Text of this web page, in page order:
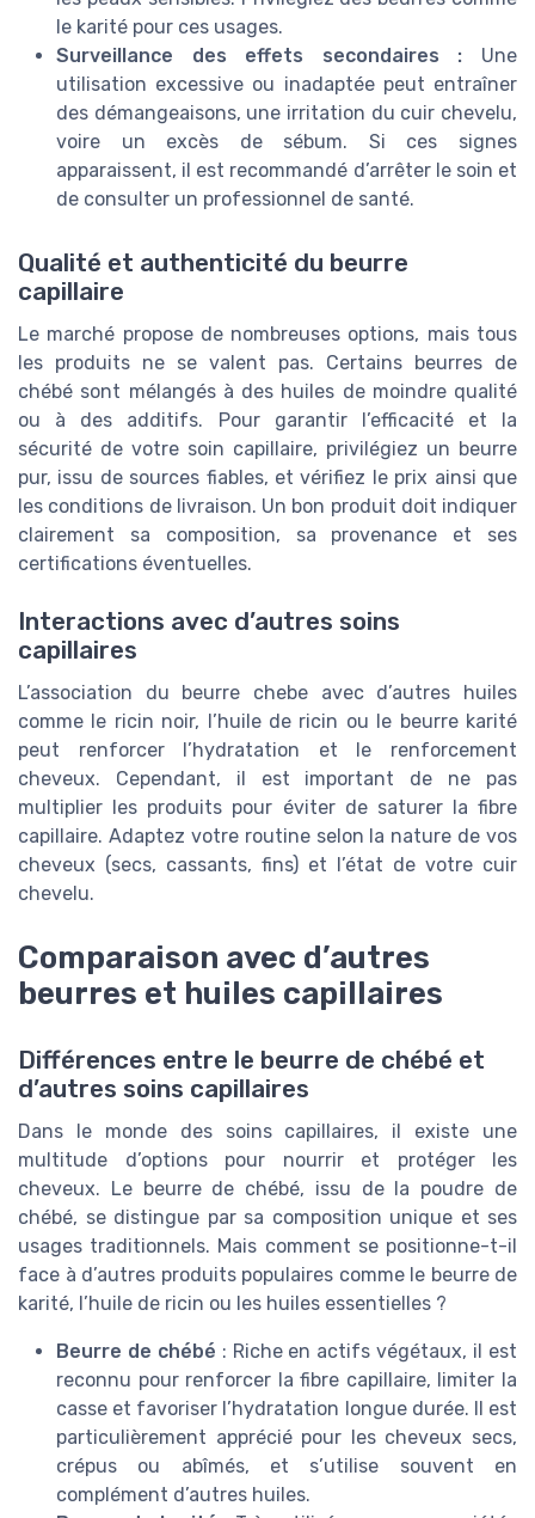
le karité pour ces usages.
Surveillance des effets secondaires : Une
utilisation excessive ou inadaptée peut entraîner
des démangeaisons, une irritation du cuir chevelu,
voire un excès de sébum. Si ces signes
apparaissent, il est recommandé d’arrêter le soin et
de consulter un professionnel de santé.
Qualité et authenticité du beurre
capillaire
Le marché propose de nombreuses options, mais tous
les produits ne se valent pas. Certains beurres de
chébé sont mélangés à des huiles de moindre qualité
ou à des additifs. Pour garantir l’efficacité et la
sécurité de votre soin capillaire, privilégiez un beurre
pur, issu de sources fiables, et vérifiez le prix ainsi que
les conditions de livraison. Un bon produit doit indiquer
clairement sa composition, sa provenance et ses
certifications éventuelles.
Interactions avec d’autres soins
capillaires
L’association du beurre chebe avec d’autres huiles
comme le ricin noir, l’huile de ricin ou le beurre karité
peut renforcer l’hydratation et le renforcement
cheveux. Cependant, il est important de ne pas
multiplier les produits pour éviter de saturer la fibre
capillaire. Adaptez votre routine selon la nature de vos
cheveux (secs, cassants, fins) et l’état de votre cuir
chevelu.
Comparaison avec d’autres
beurres et huiles capillaires
Différences entre le beurre de chébé et
d’autres soins capillaires
Dans le monde des soins capillaires, il existe une
multitude d’options pour nourrir et protéger les
cheveux. Le beurre de chébé, issu de la poudre de
chébé, se distingue par sa composition unique et ses
usages traditionnels. Mais comment se positionne-t-il
face à d’autres produits populaires comme le beurre de
karité, l’huile de ricin ou les huiles essentielles ?
Beurre de chébé : Riche en actifs végétaux, il est
reconnu pour renforcer la fibre capillaire, limiter la
casse et favoriser l’hydratation longue durée. Il est
particulièrement apprécié pour les cheveux secs,
crépus ou abîmés, et s’utilise souvent en
complément d’autres huiles.